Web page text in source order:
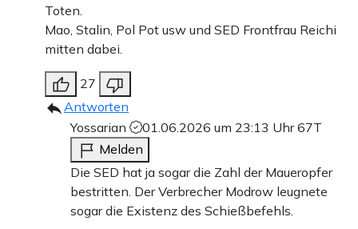
Toten.
Mao, Stalin, Pol Pot usw und SED Frontfrau Reichi
mitten dabei.
27
Antworten
Yossarian
01.06.2026 um 23:13 Uhr67T
Melden
Die SED hat ja sogar die Zahl der Maueropfer
bestritten. Der Verbrecher Modrow leugnete
sogar die Existenz des Schießbefehls.